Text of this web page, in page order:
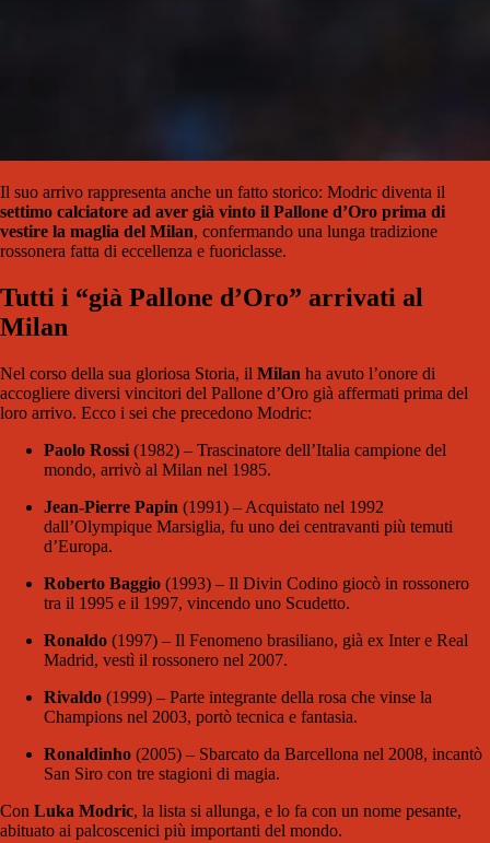
Il suo arrivo rappresenta anche un fatto storico: Modric diventa il
settimo calciatore ad aver già vinto il Pallone d’Oro prima di
vestire la maglia del Milan, confermando una lunga tradizione
rossonera fatta di eccellenza e fuoriclasse.
Tutti i “già Pallone d’Oro” arrivati al
Milan
Nel corso della sua gloriosa Storia, il Milan ha avuto l’onore di
accogliere diversi vincitori del Pallone d’Oro già affermati prima del
loro arrivo. Ecco i sei che precedono Modric:
Paolo Rossi (1982) – Trascinatore dell’Italia campione del
mondo, arrivò al Milan nel 1985.
Jean-Pierre Papin (1991) – Acquistato nel 1992
dall’Olympique Marsiglia, fu uno dei centravanti più temuti
d’Europa.
Roberto Baggio (1993) – Il Divin Codino giocò in rossonero
tra il 1995 e il 1997, vincendo uno Scudetto.
Ronaldo (1997) – Il Fenomeno brasiliano, già ex Inter e Real
Madrid, vestì il rossonero nel 2007.
Rivaldo (1999) – Parte integrante della rosa che vinse la
Champions nel 2003, portò tecnica e fantasia.
Ronaldinho (2005) – Sbarcato da Barcellona nel 2008, incantò
San Siro con tre stagioni di magia.
Con Luka Modric, la lista si allunga, e lo fa con un nome pesante,
abituato ai palcoscenici più importanti del mondo.